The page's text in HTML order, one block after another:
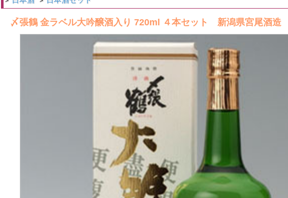
〆張鶴 金ラベル大吟醸酒入り 720ml ４本セット 新潟県宮尾酒造